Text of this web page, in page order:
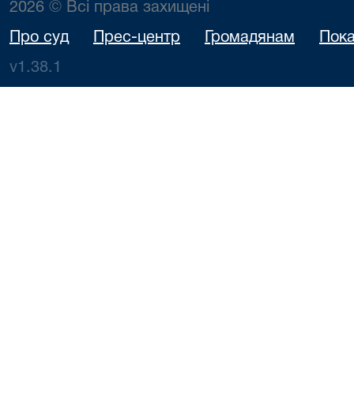
2026 © Всі права захищені
Про суд Прес-центр Громадянам
v1.38.1